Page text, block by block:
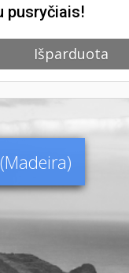
pusryčiais!
Išparduota